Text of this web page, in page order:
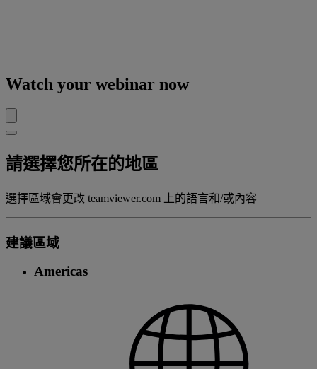
Watch your webinar now
請選擇您所在的地區
選擇區域會更改 teamviewer.com 上的語言和/或內容
建議區域
Americas